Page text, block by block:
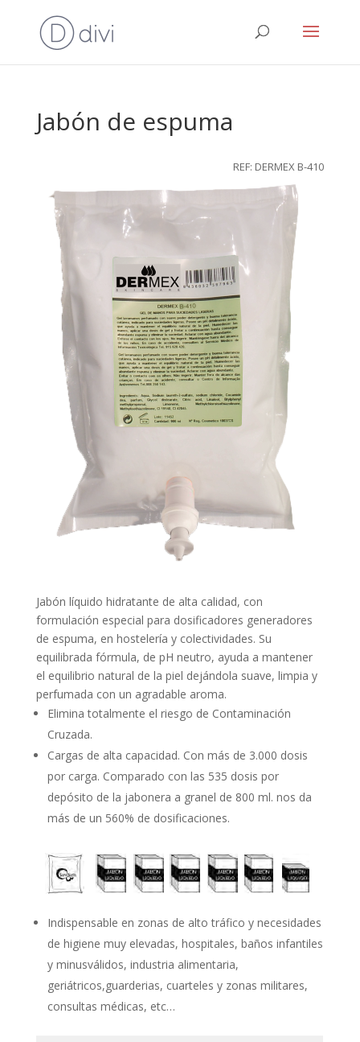
Jabón de espuma
REF: DERMEX B-410
Jabón líquido hidratante de alta calidad, con
formulación especial para dosificadores generadores
de espuma, en hostelería y colectividades. Su
equilibrada fórmula, de pH neutro, ayuda a mantener
el equilibrio natural de la piel dejándola suave, limpia y
perfumada con un agradable aroma.
Elimina totalmente el riesgo de Contaminación
Cruzada.
Cargas de alta capacidad. Con más de 3.000 dosis
por carga. Comparado con las 535 dosis por
depósito de la jabonera a granel de 800 ml. nos da
más de un 560% de dosificaciones.
Indispensable en zonas de alto tráfico y necesidades
de higiene muy elevadas, hospitales, baños infantiles
y minusválidos, industria alimentaria,
geriátricos,guarderias, cuarteles y zonas militares,
consultas médicas, etc…